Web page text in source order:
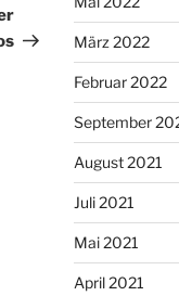
Beitrag
März 2022
Februar 2022
September
August 2021
Juli 2021
Mai 2021
April 2021